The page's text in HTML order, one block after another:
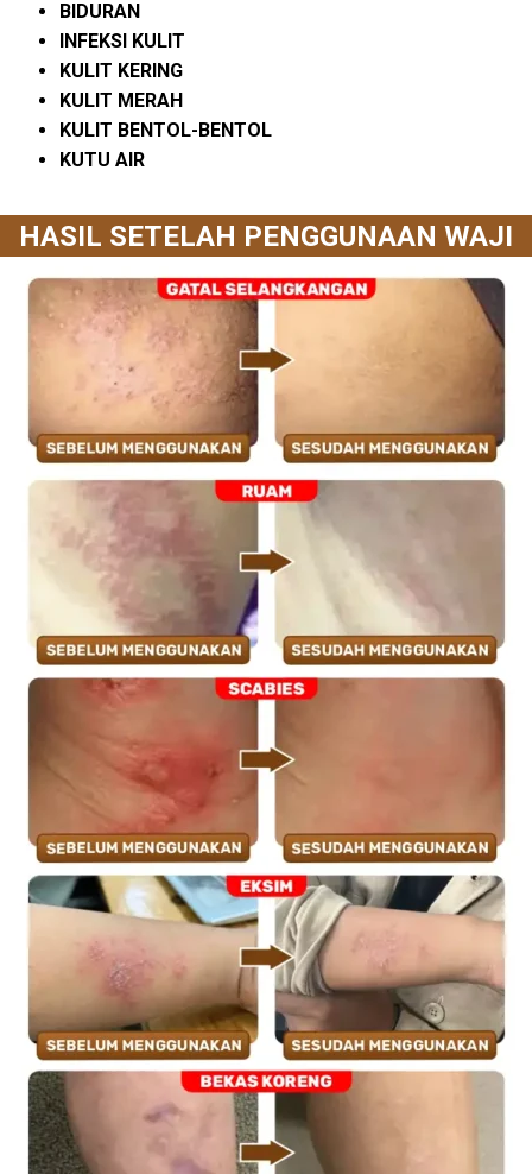
BIDURAN
INFEKSI KULIT
KULIT KERING
KULIT MERAH
KULIT BENTOL-BENTOL
KUTU AIR
HASIL SETELAH PENGGUNAAN WAJI